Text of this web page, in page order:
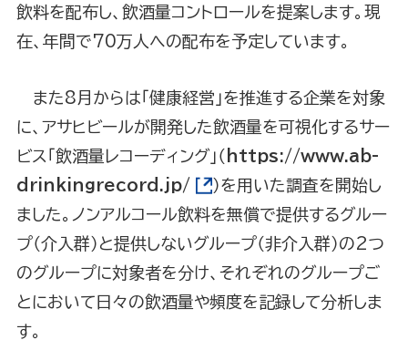
飲料を配布し、飲酒量コントロールを提案します。現
在、年間で70万人への配布を予定しています。
また8月からは「健康経営」を推進する企業を対象
に、アサヒビールが開発した飲酒量を可視化するサー
ビス「飲酒量レコーディング」（ https://www.ab-
drinkingrecord.jp/
）を用いた調査を開始し
ました。ノンアルコール飲料を無償で提供するグルー
プ（介入群）と提供しないグループ（非介入群）の2つ
のグループに対象者を分け、それぞれのグループご
とにおいて日々の飲酒量や頻度を記録して分析しま
す。